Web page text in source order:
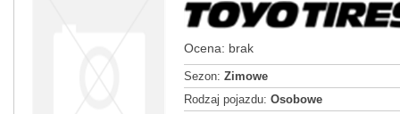
Ocena: brak
Sezon: Zimowe
Rodzaj pojazdu: Osobowe